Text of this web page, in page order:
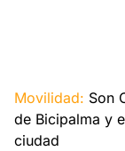
Movilidad: Son
de Bicipalma y
ciudad